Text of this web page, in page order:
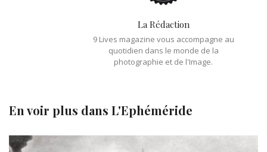
La Rédaction
9 Lives magazine vous accompagne au
quotidien dans le monde de la
photographie et de l'Image.
En voir plus dans L'Ephéméride